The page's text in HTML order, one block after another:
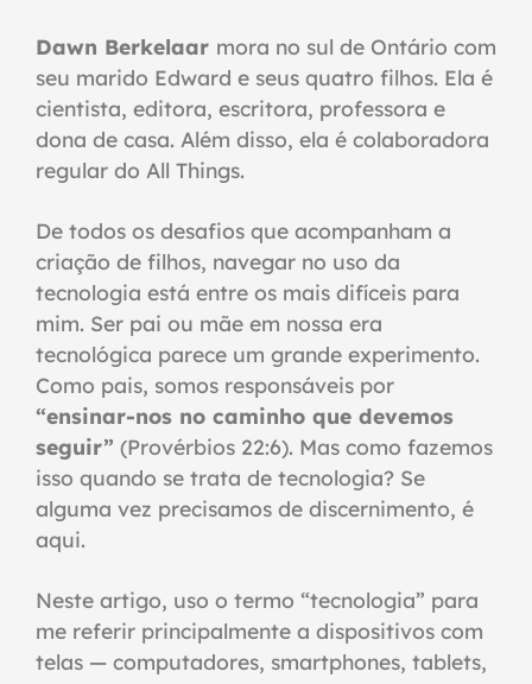
Dawn Berkelaar mora no sul de Ontário com
seu marido Edward e seus quatro filhos. Ela é
cientista, editora, escritora, professora e
dona de casa. Além disso, ela é colaboradora
regular do All Things.
De todos os desafios que acompanham a
criação de filhos, navegar no uso da
tecnologia está entre os mais difíceis para
mim. Ser pai ou mãe em nossa era
tecnológica parece um grande experimento.
Como pais, somos responsáveis por
“ensinar-nos no caminho que devemos
seguir” (Provérbios 22:6). Mas como fazemos
isso quando se trata de tecnologia? Se
alguma vez precisamos de discernimento, é
aqui.
Neste artigo, uso o termo “tecnologia” para
me referir principalmente a dispositivos com
telas — computadores, smartphones, tablets,